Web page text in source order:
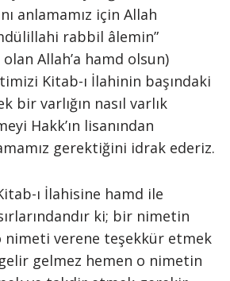
anlamamız için Allah
rabbil âlemin”
Allah’a hamd olsun)
Kitab-ı İlahinin başındaki
bir varlığın nasıl varlık
Hakk’ın lisanından
gerektiğini idrak ederiz.
ı İlahisine hamd ile
ki; bir nimetin
nimeti verene teşekkür etmek
gelmez hemen o nimetin